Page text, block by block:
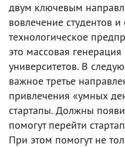
двум ключевым
вовлечение студентов
технологическое
это массовая
университетов. В
важное третье
привлечения «умных
стартапы. Должны
помогут перейти
При этом помогут не